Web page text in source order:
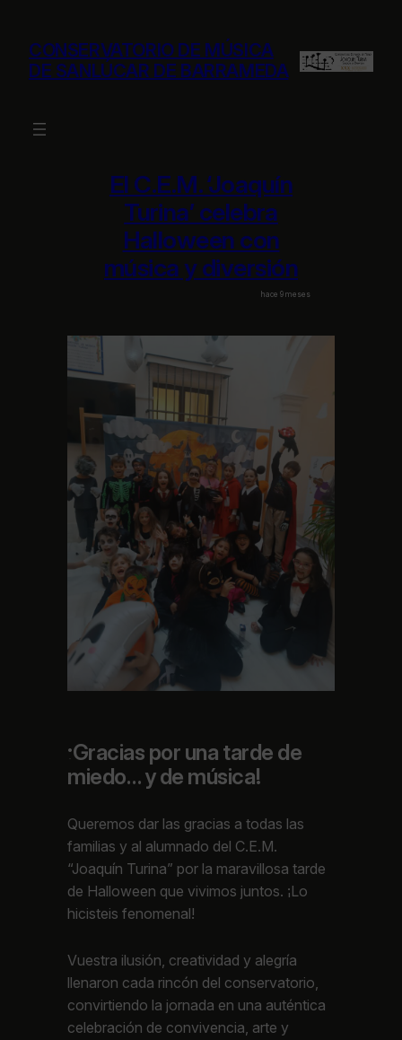
contenido
CONSERVATORIO DE MÚSICA
DE SANLÚCAR DE BARRAMEDA
El C.E.M. ‘Joaquín
Turina’ celebra
Halloween con
música y diversión
hace 9 meses
¡Gracias por una tarde de
miedo… y de música!
Queremos dar las gracias a todas las
familias y al alumnado del C.E.M.
“Joaquín Turina” por la maravillosa tarde
de Halloween que vivimos juntos. ¡Lo
hicisteis fenomenal!
Vuestra ilusión, creatividad y alegría
llenaron cada rincón del conservatorio,
convirtiendo la jornada en una auténtica
celebración de convivencia, arte y